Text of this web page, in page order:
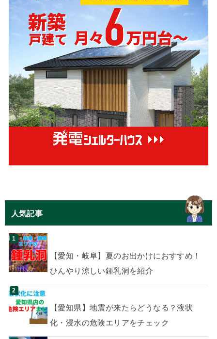
人気記事
【愛知・岐阜】夏のお出かけにおすすめ！
ひんやり涼しい鍾乳洞を紹介
【愛知県】地震が来たらどうなる？液状
化・浸水の危険エリアをチェック